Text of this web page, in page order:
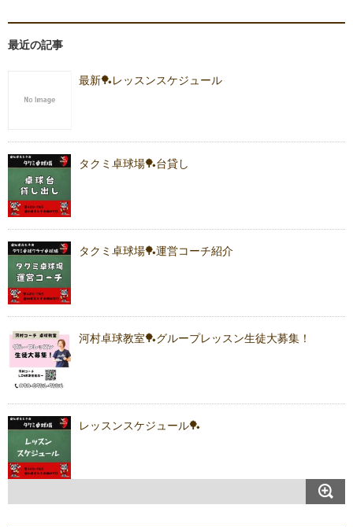
最近の記事
最新🏓レッスンスケジュール
タクミ卓球場🏓台貸し
タクミ卓球場🏓運営コーチ紹介
河村卓球教室🏓グループレッスン生徒大募集！
レッスンスケジュール🏓